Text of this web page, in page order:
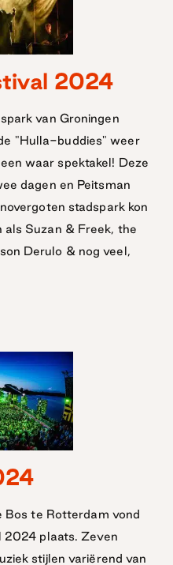
2024
2024
van Groningen
"Hulla-buddies" weer
waar spektakel! Deze
dagen en Peitsman
stadspark kon
Suzan & Freek, the
Derulo & nog veel,
Bos te Rotterdam vond
2024 plaats. Zeven
stijlen variërend van